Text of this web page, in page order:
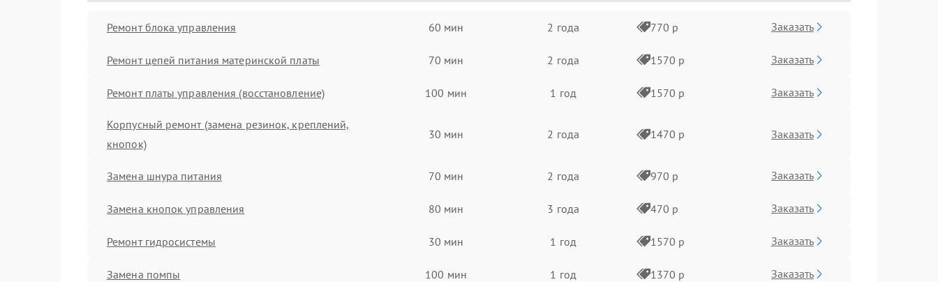
Ремонт блока управления 60 мин 2 года 770 р Заказать
Ремонт цепей питания материнской платы 70 мин 2 года 1570 р Заказать
Ремонт платы управления (восстановление) 100 мин 1 год 1570 р Заказать
Корпусный ремонт (замена резинок, креплений,
кнопок)
30 мин 2 года 1470 р Заказать
Замена шнура питания 70 мин 2 года 970 р Заказать
Замена кнопок управления 80 мин 3 года 470 р Заказать
Ремонт гидросистемы 30 мин 1 год 1570 р Заказать
Замена помпы 100 мин 1 год 1370 р Заказать